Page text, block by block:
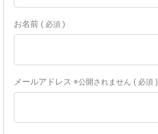
お名前 ( 必須 )
メールアドレス ※公開されません ( 必須 )